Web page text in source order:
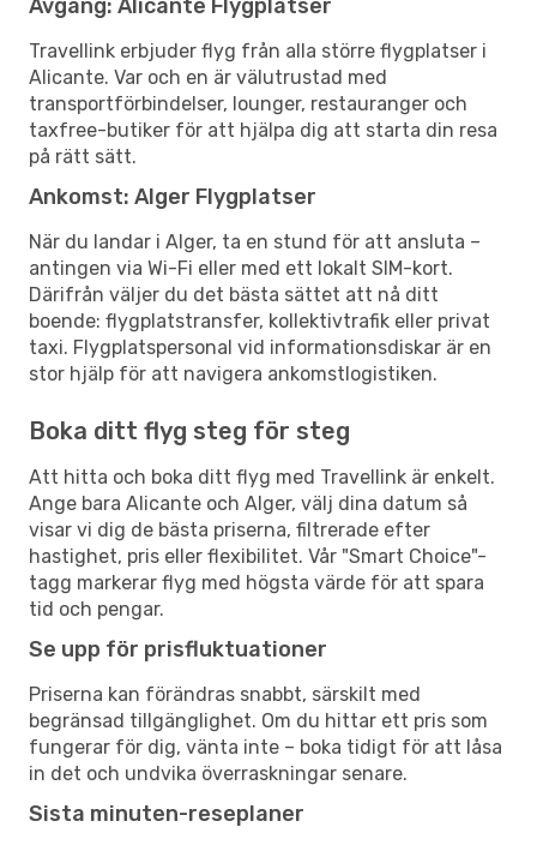
Avgång: Alicante Flygplatser
Travellink erbjuder flyg från alla större flygplatser i
Alicante. Var och en är välutrustad med
transportförbindelser, lounger, restauranger och
taxfree-butiker för att hjälpa dig att starta din resa
på rätt sätt.
Ankomst: Alger Flygplatser
När du landar i Alger, ta en stund för att ansluta –
antingen via Wi-Fi eller med ett lokalt SIM-kort.
Därifrån väljer du det bästa sättet att nå ditt
boende: flygplatstransfer, kollektivtrafik eller privat
taxi. Flygplatspersonal vid informationsdiskar är en
stor hjälp för att navigera ankomstlogistiken.
Boka ditt flyg steg för steg
Att hitta och boka ditt flyg med Travellink är enkelt.
Ange bara Alicante och Alger, välj dina datum så
visar vi dig de bästa priserna, filtrerade efter
hastighet, pris eller flexibilitet. Vår "Smart Choice"-
tagg markerar flyg med högsta värde för att spara
tid och pengar.
Se upp för prisfluktuationer
Priserna kan förändras snabbt, särskilt med
begränsad tillgänglighet. Om du hittar ett pris som
fungerar för dig, vänta inte – boka tidigt för att låsa
in det och undvika överraskningar senare.
Sista minuten-reseplaner